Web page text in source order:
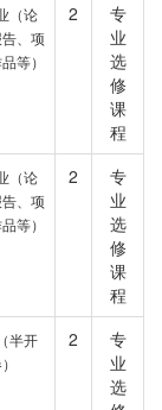
（论
、项
等）
2
专
业
选
修
课
程
（论
、项
等）
2
专
业
选
修
课
程
半开
2
专
业
选